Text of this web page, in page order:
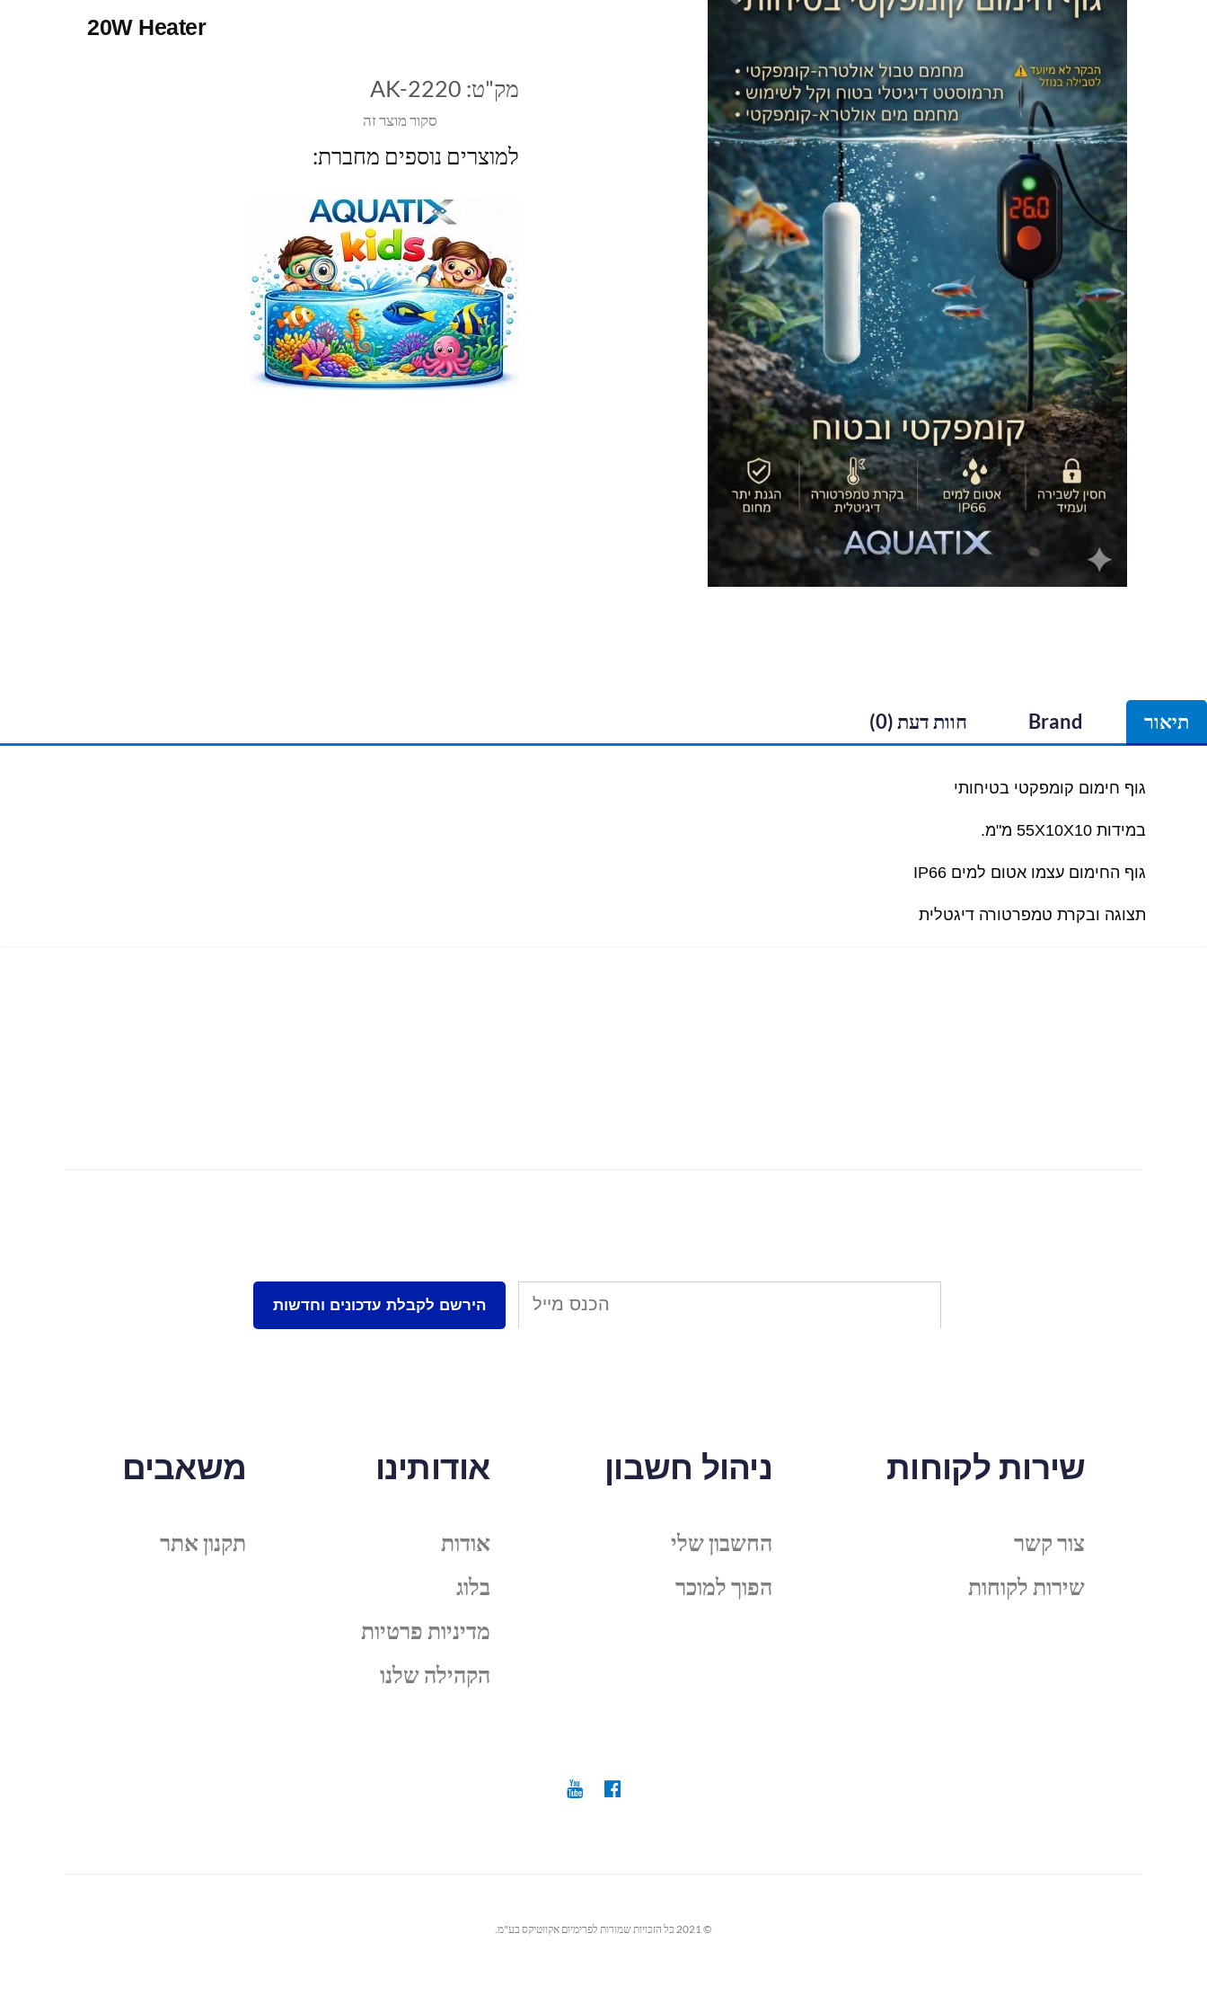
20W Heater
סקור מוצר זה
מק"ט: AK-2220
למוצרים נוספים מחברת:
תיאור Brand חוות דעת (0)
גוף חימום קומפקטי בטיחותי
במידות 55X10X10 מ"מ.
גוף החימום עצמו אטום למים IP66
תצוגה ובקרת טמפרטורה דיגטלית
שירות לקוחות
צור קשר
שירות לקוחות
ניהול חשבון
החשבון שלי
הפוך למוכר
אודותינו
אודות
בלוג
מדיניות פרטיות
הקהילה שלנו
משאבים
תקנון אתר
© 2021 כל הזכויות שמורות לפרימיום אקווטיקס בע"מ.